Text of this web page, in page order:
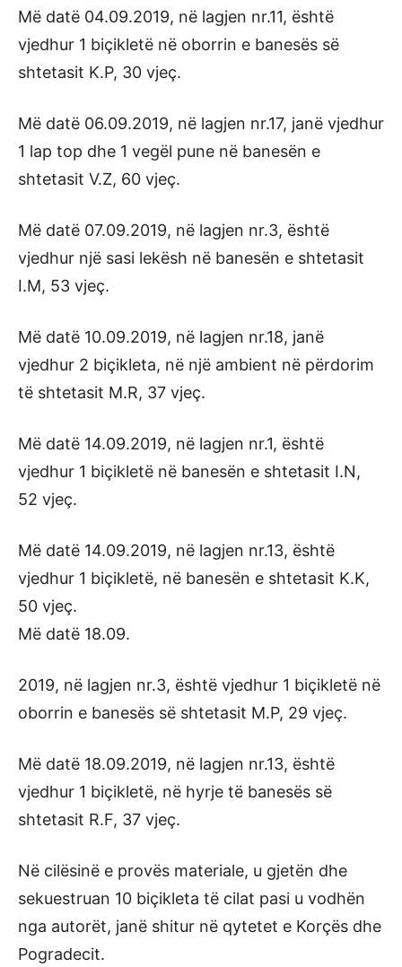
Më datë 04.09.2019, në lagjen nr.11, është
vjedhur 1 biçikletë në oborrin e banesës së
shtetasit K.P, 30 vjeç.
Më datë 06.09.2019, në lagjen nr.17, janë vjedhur
1 lap top dhe 1 vegël pune në banesën e
shtetasit V.Z, 60 vjeç.
Më datë 07.09.2019, në lagjen nr.3, është
vjedhur një sasi lekësh në banesën e shtetasit
I.M, 53 vjeç.
Më datë 10.09.2019, në lagjen nr.18, janë
vjedhur 2 biçikleta, në një ambient në përdorim
të shtetasit M.R, 37 vjeç.
Më datë 14.09.2019, në lagjen nr.1, është
vjedhur 1 biçikletë në banesën e shtetasit I.N,
52 vjeç.
Më datë 14.09.2019, në lagjen nr.13, është
vjedhur 1 biçikletë, në banesën e shtetasit K.K,
50 vjeç.
Më datë 18.09.
2019, në lagjen nr.3, është vjedhur 1 biçikletë në
oborrin e banesës së shtetasit M.P, 29 vjeç.
Më datë 18.09.2019, në lagjen nr.13, është
vjedhur 1 biçikletë, në hyrje të banesës së
shtetasit R.F, 37 vjeç.
Në cilësinë e provës materiale, u gjetën dhe
sekuestruan 10 biçikleta të cilat pasi u vodhën
nga autorët, janë shitur në qytetet e Korçës dhe
Pogradecit.